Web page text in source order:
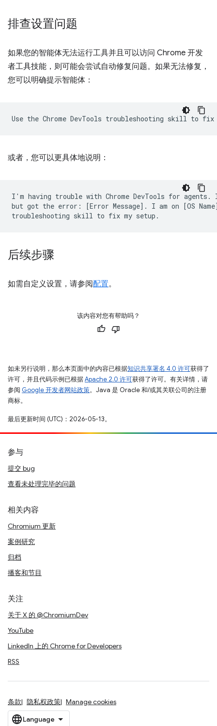
排查设置问题
如果您的智能体无法运行工具并且可以访问 Chrome 开发
者工具技能，则可能会尝试自动修复问题。如果无法修复，
您可以明确提示智能体：
或者，您可以更具体地说明：
I'm having trouble with Chrome DevTools for
but got the error: [Error Message]. I am on [OS
后续步骤
如需自定义设置，请参阅配置。
该内容对您有帮助吗？
如未另行说明，那么本页面中的内容已根据知识共享署名 4.0 许可获得了
许可，并且代码示例已根据Apache 2.0 许可获得了许可。有关详情，请
参阅 Google 开发者网站政策。Java 是 Oracle 和/或其关联公司的注册
商标。
最后更新时间 (UTC)：2026-05-13。
参与
提交 bug
查看未处理完毕的问题
相关内容
Chromium 更新
案例研究
归档
播客和节目
关注
关于 X 的 @ChromiumDev
YouTube
LinkedIn 上的 Chrome for Developers
RSS
条款 隐私权政策 Manage cookies